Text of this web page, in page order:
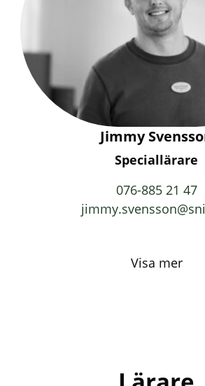
Jimmy
Speciallärare
076-885 21 47
Visa mer